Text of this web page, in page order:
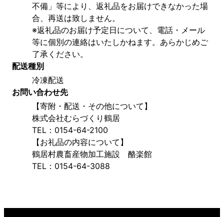
不備」等により、返礼品をお届けできなかった場
合、再送は致しません。
※返礼品のお届け予定日について、電話・メール
等に個別の連絡はいたしかねます。あらかじめご
了承ください。
配送種別
冷凍配送
お問い合わせ先
【寄附・配送・その他について】
株式会社むらづくり鶴居
TEL：0154-64-2100
【お礼品の内容について】
鶴居村農畜産物加工施設　酪楽館
TEL：0154-64-3088